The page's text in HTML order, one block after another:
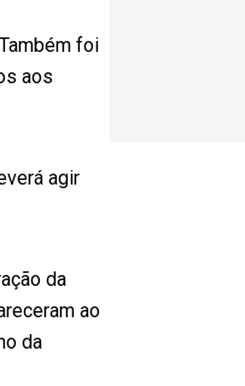
foi
aos
agir
da
ao
da